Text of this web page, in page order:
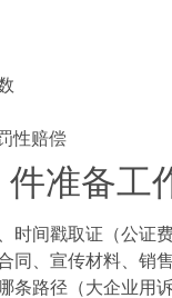
性赔偿
准备工
时间戳取证（公证
同、宣传材料、销
条路径（大企业用